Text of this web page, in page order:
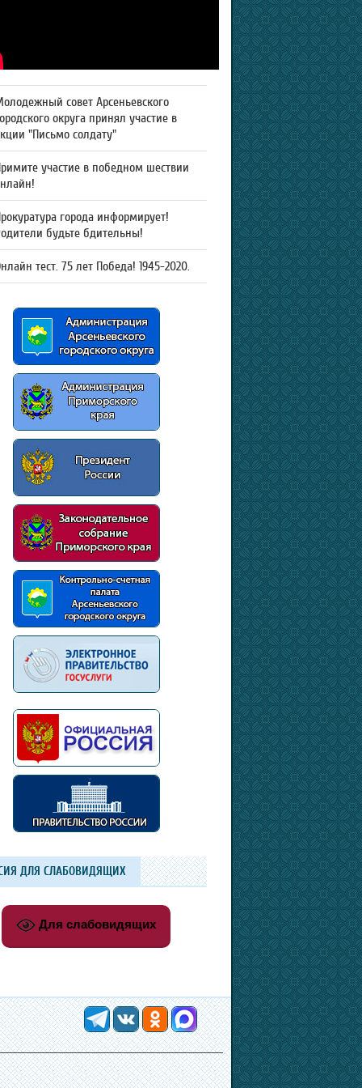
совет Арсеньевского
округа принял участие в
"Письмо солдату"
участие в победном шествии
города информирует!
будьте бдительны!
тест. 75 лет Победа! 1945-2020.
ДЛЯ СЛАБОВИДЯЩИХ
Для слабовидящих